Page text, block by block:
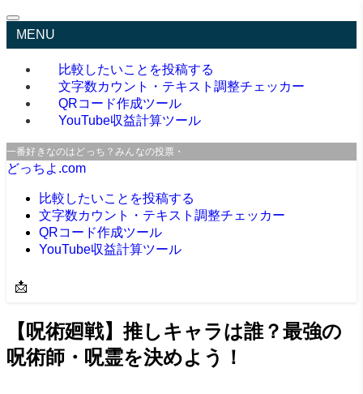
MENU
比較したいことを投稿する
文字数カウント・テキスト調整チェッカー
QRコード作成ツール
YouTube収益計算ツール
一番好きなのはどっち？みんなの投票・口コミサイト
どっちよ.com
比較したいことを投稿する
文字数カウント・テキスト調整チェッカー
QRコード作成ツール
YouTube収益計算ツール
📩
【呪術廻戦】推しキャラは誰？最強の
呪術師・呪霊を決めよう！